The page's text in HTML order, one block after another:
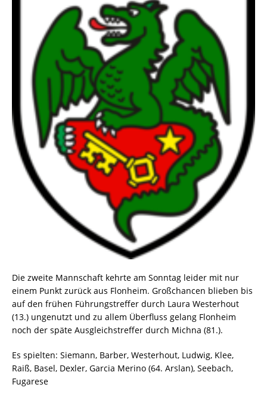
Die zweite Mannschaft kehrte am Sonntag leider mit nur
einem Punkt zurück aus Flonheim. Großchancen blieben bis
auf den frühen Führungstreffer durch Laura Westerhout
(13.) ungenutzt und zu allem Überfluss gelang Flonheim
noch der späte Ausgleichstreffer durch Michna (81.).
Es spielten: Siemann, Barber, Westerhout, Ludwig, Klee,
Raiß, Basel, Dexler, Garcia Merino (64. Arslan), Seebach,
Fugarese